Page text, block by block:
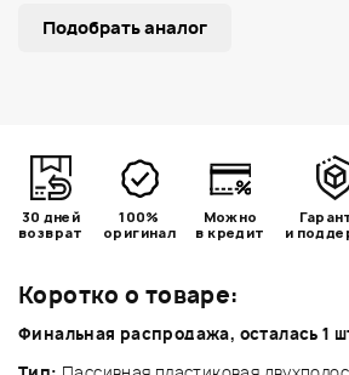
Коротко о товаре:
Финальная распродажа, осталась 1
Подобрать аналог
30 дней
возврат
100%
оригинал
Можно
в кредит
и